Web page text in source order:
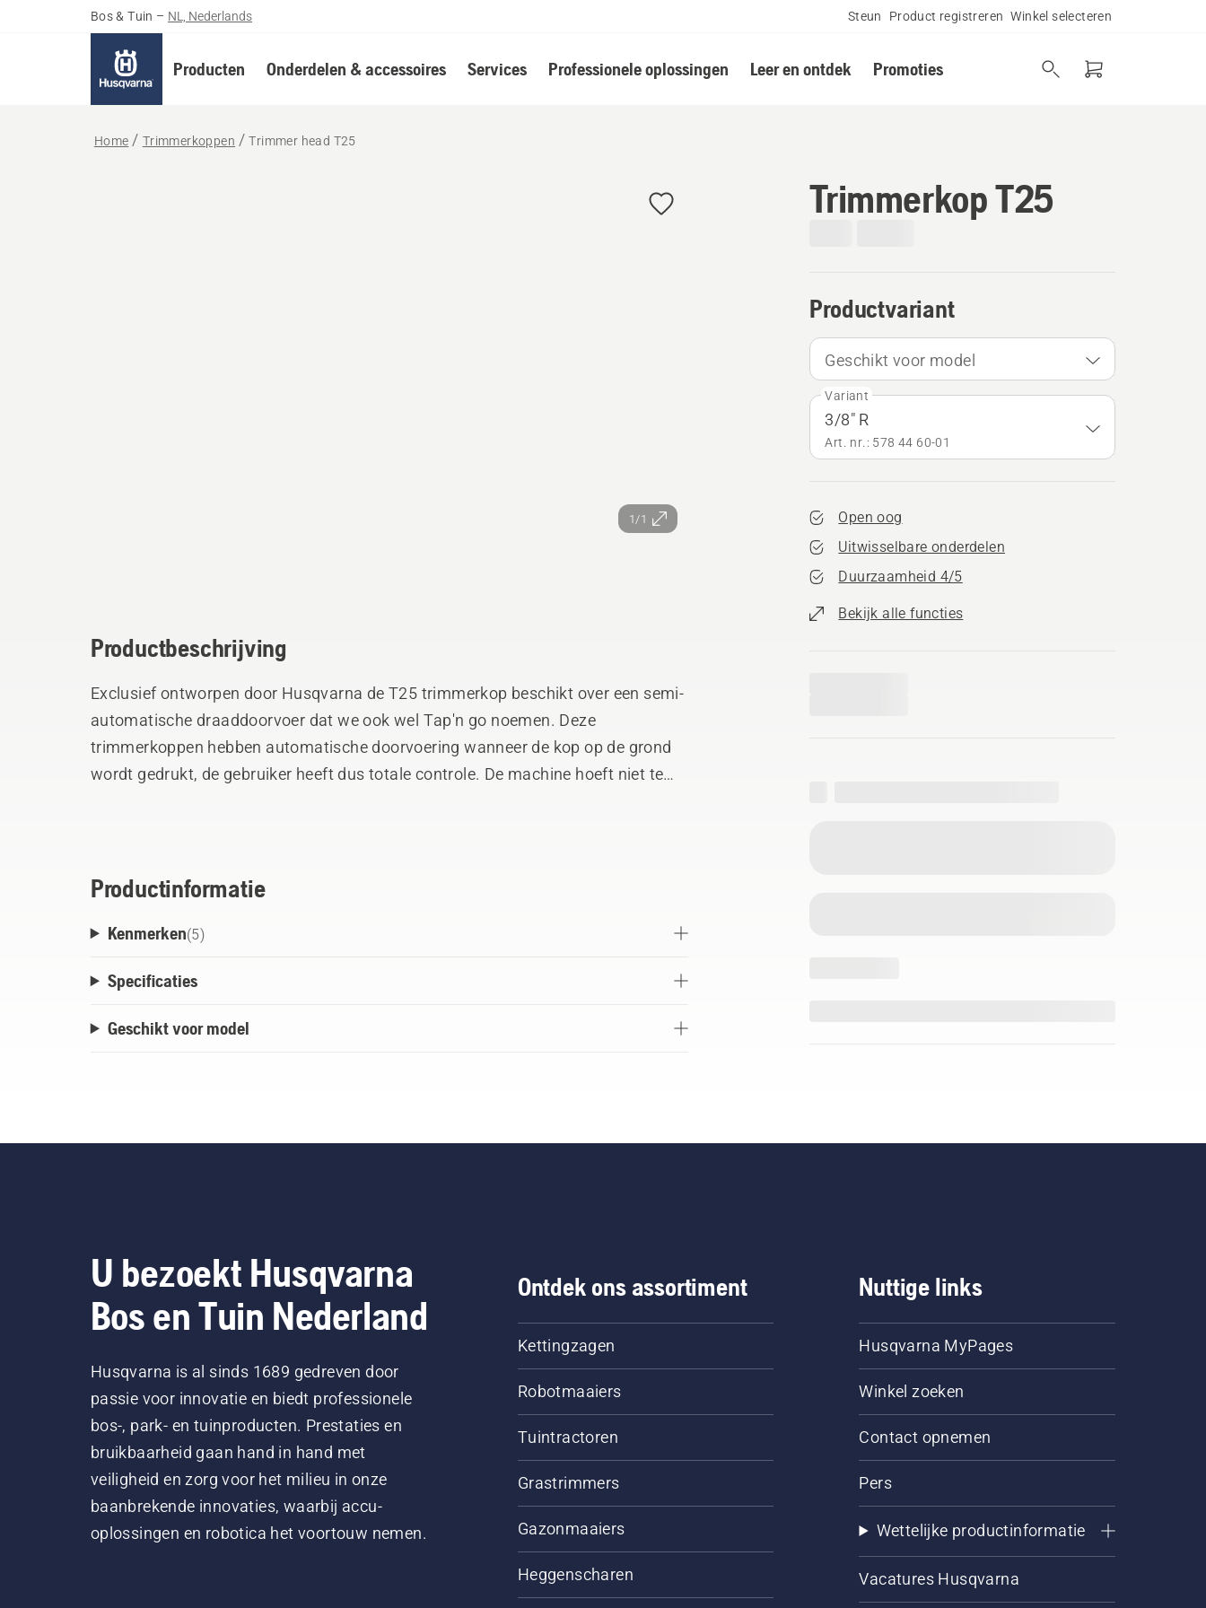
Bos & Tuin – NL, Nederlands Steun Product registreren Winkel selecteren
Producten Onderdelen & accessoires Services Professionele oplossingen Leer en ontdek Promoties
Home Trimmerkoppen Trimmer head T25
1/1
Trimmerkop T25
Productvariant
Geschikt voor model
Variant
3/8" R
Art. nr.: 578 44 60‑01
Open oog
Uitwisselbare onderdelen
Duurzaamheid 4/5
Bekijk alle functies
Productbeschrijving
Exclusief ontworpen door Husqvarna de T25 trimmerkop beschikt over een semi-
automatische draaddoorvoer dat we ook wel Tap'n go noemen. Deze
trimmerkoppen hebben automatische doorvoering wanneer de kop op de grond
wordt gedrukt, de gebruiker heeft dus totale controle. De machine hoeft niet te
Productinformatie
Kenmerken(5)
Specificaties
Geschikt voor model
U bezoekt Husqvarna
Bos en Tuin Nederland
Husqvarna is al sinds 1689 gedreven door
passie voor innovatie en biedt professionele
bos-, park- en tuinproducten. Prestaties en
bruikbaarheid gaan hand in hand met
veiligheid en zorg voor het milieu in onze
baanbrekende innovaties, waarbij accu-
oplossingen en robotica het voortouw nemen.
Ontdek ons assortiment
Kettingzagen
Robotmaaiers
Tuintractoren
Grastrimmers
Gazonmaaiers
Heggenscharen
Nuttige links
Husqvarna MyPages
Winkel zoeken
Contact opnemen
Pers
Wettelijke productinformatie
Vacatures Husqvarna